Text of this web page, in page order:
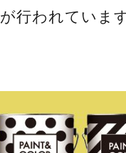
が行われていま